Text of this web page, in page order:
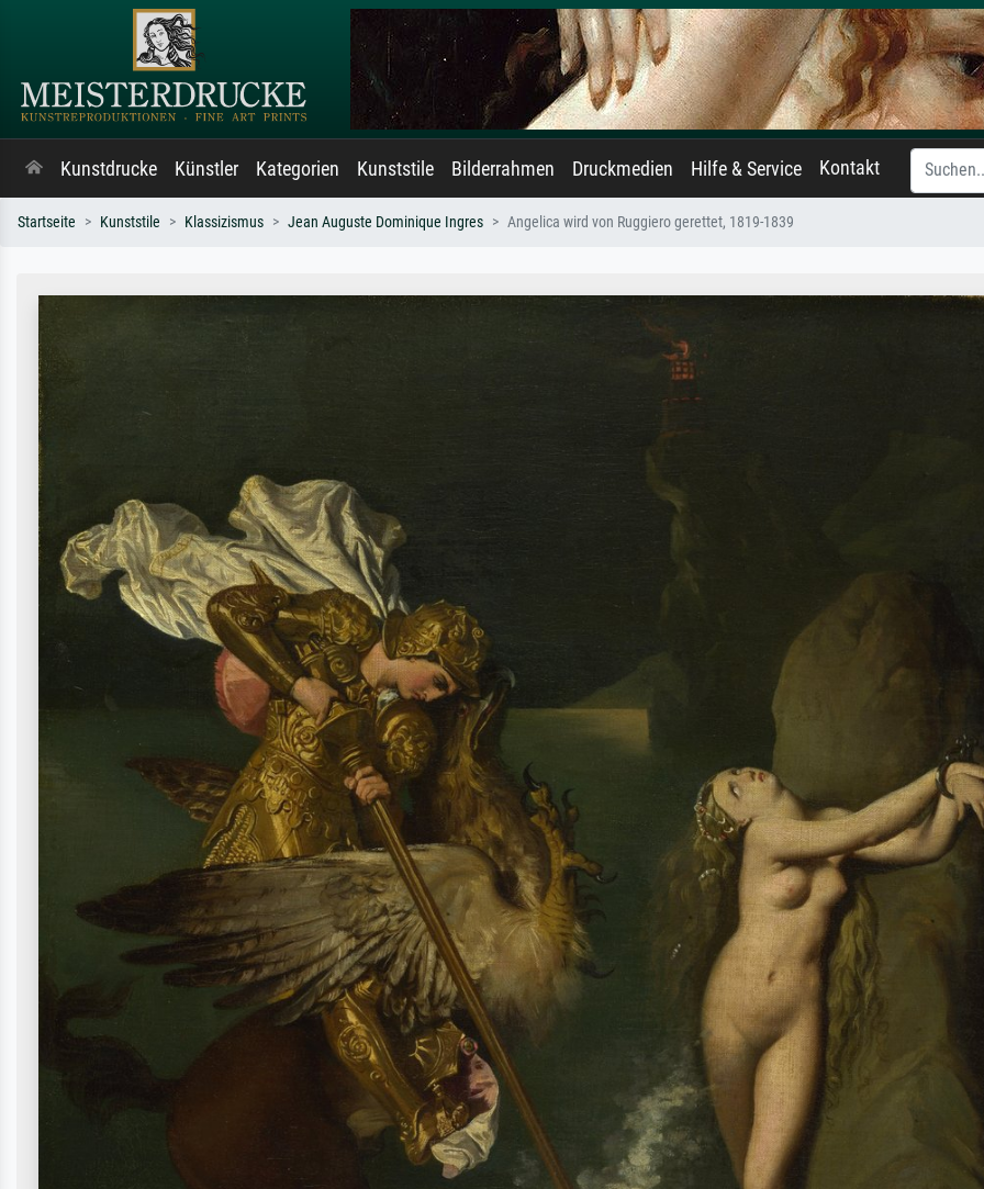
Kunstdrucke Künstler Kategorien Kunststile Bilderrahmen Druckmedien Hilfe & Service Kontakt
Startseite Kunststile Klassizismus Jean Auguste Dominique Ingres Angelica wird von Ruggiero gerettet, 1819-1839